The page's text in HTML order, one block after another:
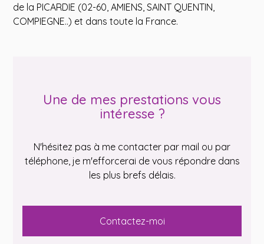
de la PICARDIE (02-60, AMIENS, SAINT QUENTIN,
COMPIEGNE..) et dans toute la France.
Une de mes prestations vous
intéresse ?
N'hésitez pas à me contacter par mail ou par
téléphone, je m'efforcerai de vous répondre dans
les plus brefs délais.
Contactez-moi